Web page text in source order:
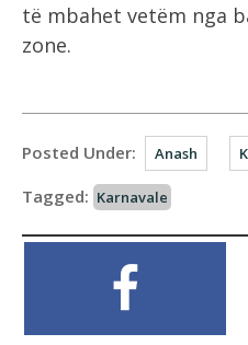
të mbahet vetëm nga
zone.
Posted Under: Anash
Tagged: Karnavale